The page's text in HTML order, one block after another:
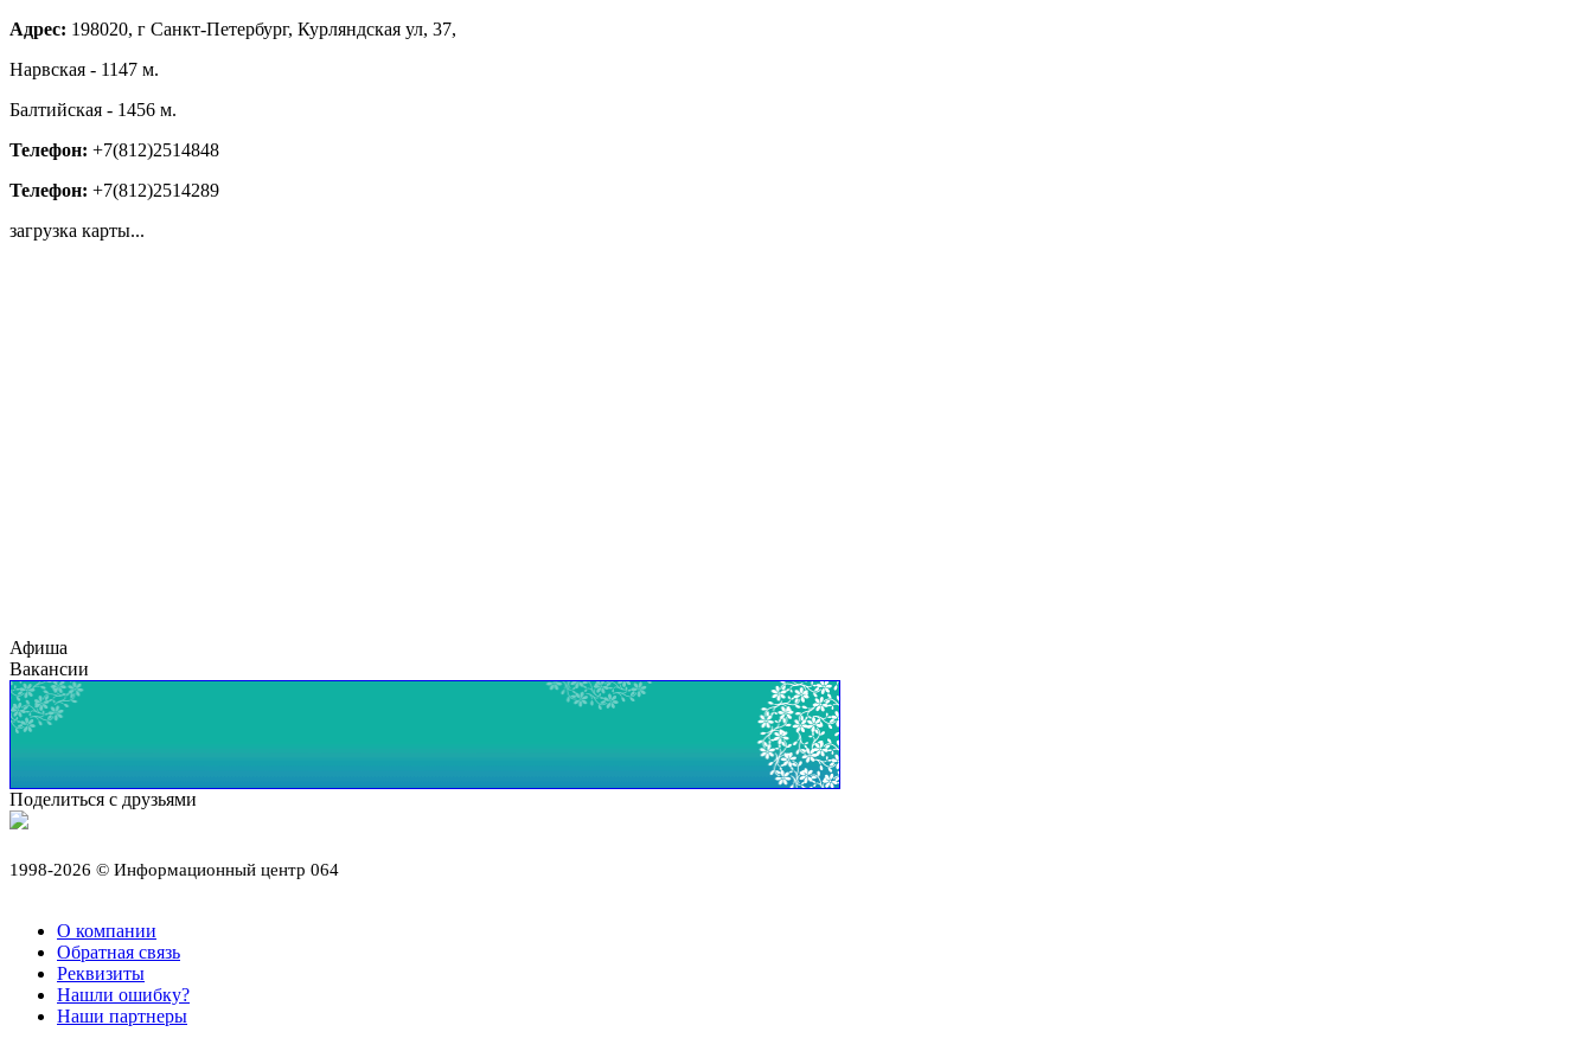
Адрес: 198020, г Санкт-Петербург, Курляндская ул, 37,
Нарвская - 1147 м.
Балтийская - 1456 м.
Телефон: +7(812)2514848
Телефон: +7(812)2514289
загрузка карты...
Афиша
Вакансии
Поделиться с друзьями
1998-2026 © Информационный центр 064
О компании
Обратная связь
Реквизиты
Нашли ошибку?
Наши партнеры